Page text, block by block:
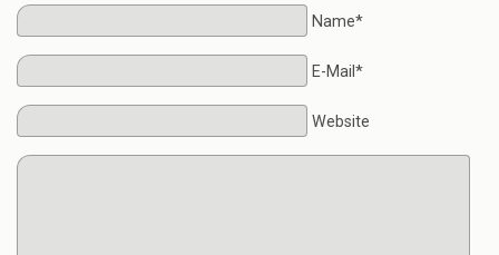
Name*
E-Mail*
Website